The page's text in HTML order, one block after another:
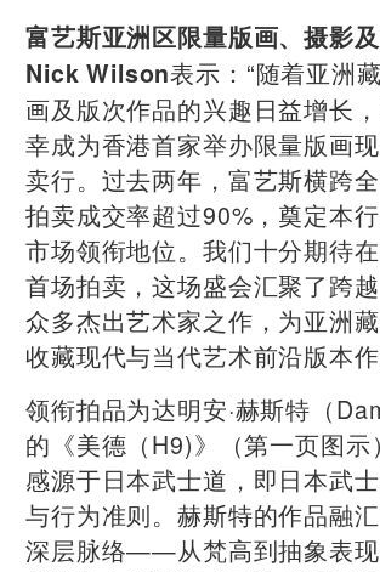
富艺斯亚洲区限量版画、摄影
Nick Wilson表示：“随着亚洲
画及版次作品的兴趣日益增长
幸成为香港首家举办限量版画
卖行。过去两年，富艺斯横跨
拍卖成交率超过90%，奠定本
市场领衔地位。我们十分期待
首场拍卖，这场盛会汇聚了跨
众多杰出艺术家之作，为亚洲
收藏现代与当代艺术前沿版本
领衔拍品为达明安·赫斯特（
的《美德（H9)》（第一页图示
感源于日本武士道，即日本武
与行为准则。赫斯特的作品融
深层脉络——从梵高到抽象表